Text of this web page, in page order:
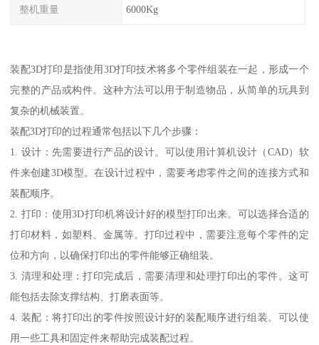
整机重量 6000Kg
装配3D打印是指使用3D打印技术将多个零件组装在一起，形成一个
完整的产品或构件。这种方法可以用于制造物品，从简单的玩具到
复杂的机械装置。
装配3D打印的过程通常包括以下几个步骤：
1. 设计：先需要进行产品的设计。可以使用计算机设计（CAD）软
件来创建3D模型。在设计过程中，需要考虑零件之间的连接方式和
装配顺序。
2. 打印：使用3D打印机将设计好的模型打印出来。可以选择合适的
打印材料，如塑料、金属等。打印过程中，需要注意每个零件的定
位和方向，以确保打印出的零件能够正确组装。
3. 清理和处理：打印完成后，需要清理和处理打印出的零件。这可
能包括去除支撑结构、打磨表面等。
4. 装配：将打印出的零件按照设计好的装配顺序进行组装。可以使
用一些工具和固定件来帮助完成装配过程。